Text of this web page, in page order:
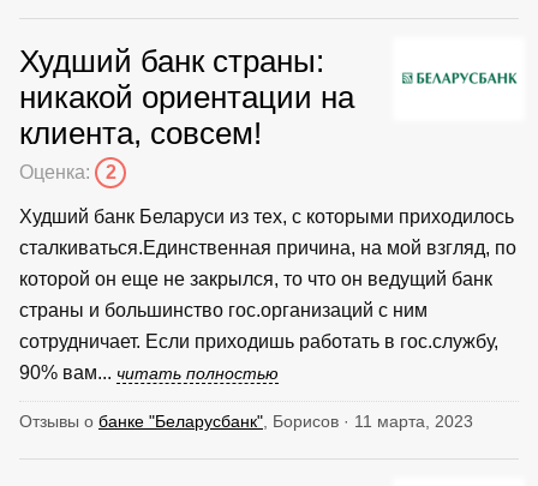
Худший банк страны:
никакой ориентации на
клиента, совсем!
Оценка: 2
Худший банк Беларуси из тех, с которыми приходилось
сталкиваться.Единственная причина, на мой взгляд, по
которой он еще не закрылся, то что он ведущий банк
страны и большинство гос.организаций с ним
сотрудничает. Если приходишь работать в гос.службу,
90% вам... читать полностью
Отзывы о банке "Беларусбанк" , Борисов · 11 марта, 2023